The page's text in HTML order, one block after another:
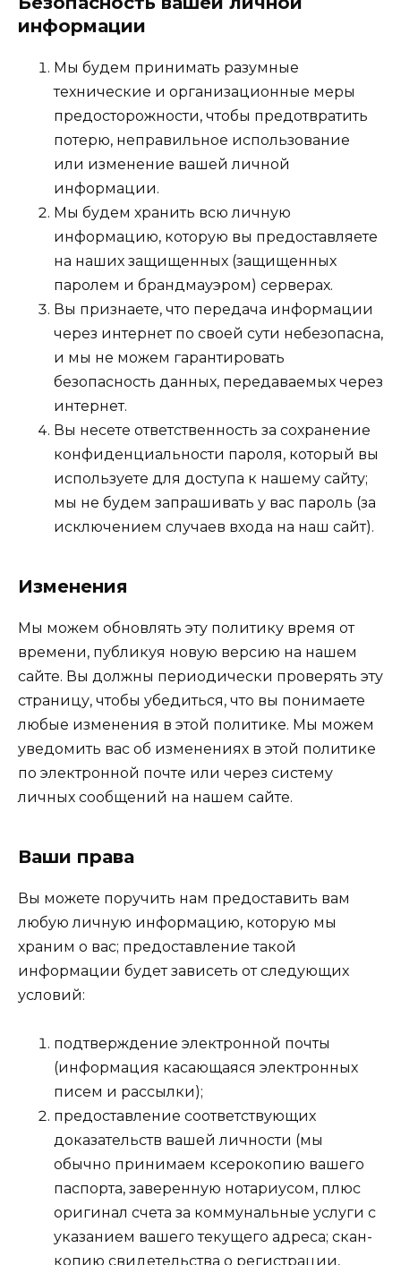
информации
Мы будем принимать разумные
технические и организационные меры
предосторожности, чтобы предотвратить
потерю, неправильное использование
или изменение вашей личной
информации.
Мы будем хранить всю личную
информацию, которую вы предоставляете
на наших защищенных (защищенных
паролем и брандмауэром) серверах.
Вы признаете, что передача информации
через интернет по своей сути небезопасна,
и мы не можем гарантировать
безопасность данных, передаваемых через
интернет.
Вы несете ответственность за сохранение
конфиденциальности пароля, который вы
используете для доступа к нашему сайту;
мы не будем запрашивать у вас пароль (за
исключением случаев входа на наш сайт).
Изменения
Мы можем обновлять эту политику время от
времени, публикуя новую версию на нашем
сайте. Вы должны периодически проверять эту
страницу, чтобы убедиться, что вы понимаете
любые изменения в этой политике. Мы можем
уведомить вас об изменениях в этой политике
по электронной почте или через систему
личных сообщений на нашем сайте.
Ваши права
Вы можете поручить нам предоставить вам
любую личную информацию, которую мы
храним о вас; предоставление такой
информации будет зависеть от следующих
условий:
подтверждение электронной почты
(информация касающаяся электронных
писем и рассылки);
предоставление соответствующих
доказательств вашей личности (мы
обычно принимаем ксерокопию вашего
паспорта, заверенную нотариусом, плюс
оригинал счета за коммунальные услуги с
указанием вашего текущего адреса; скан-
копию свидетельства о регистрации,